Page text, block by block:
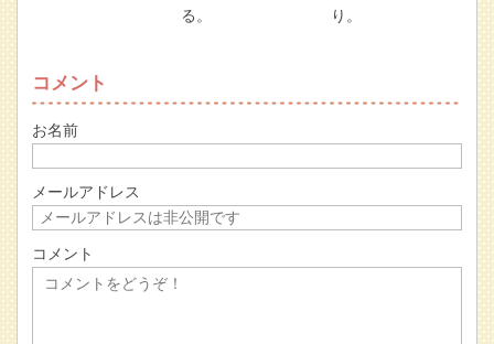
る。
り。
コメント
お名前
メールアドレス
コメント